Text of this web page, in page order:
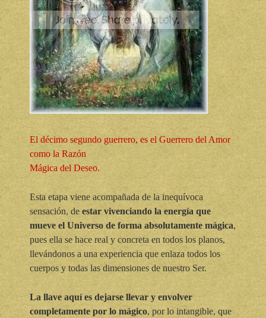
El décimo segundo guerrero, es el Guerrero del Amor
como la Razón
Mágica del Deseo.
Esta etapa viene acompañada de la inequívoca
sensación, de estar vivenciando la energía que
mueve el Universo de forma absolutamente mágica,
pues ella se hace real y concreta en todos los planos,
llevándonos a una experiencia que enlaza todos los
cuerpos y todas las dimensiones de nuestro Ser.
La llave aquí es dejarse llevar y envolver
completamente por lo mágico, por lo intangible, que